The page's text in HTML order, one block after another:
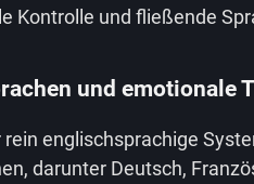
Kontrolle und fließende
und emotionale
rein englischsprachige
darunter Deutsch,